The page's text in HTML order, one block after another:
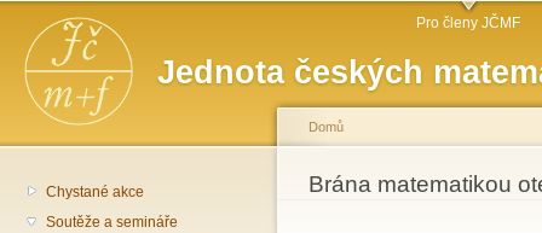
Jednota českých
Hlavní menu Pro členy JČMF
Chystané akce
Soutěže a semináře
Jste zde
Domů
Brána matematikou